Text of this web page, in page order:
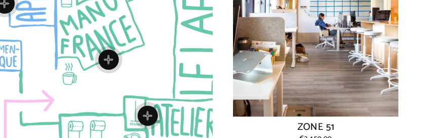
ZONE 51